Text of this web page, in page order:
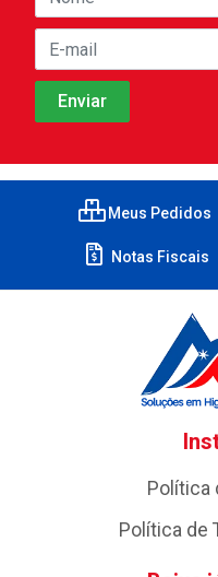
Meus Pedidos
Notas Fiscais
Política
Política de